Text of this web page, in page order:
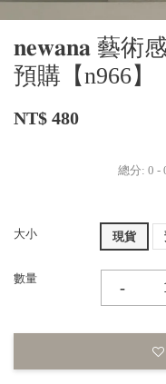
𝐧𝐞𝐰𝐚𝐧𝐚 藝術
預購【n966】
NT$ 480
總分: 0 -
大小 現貨
數量
-